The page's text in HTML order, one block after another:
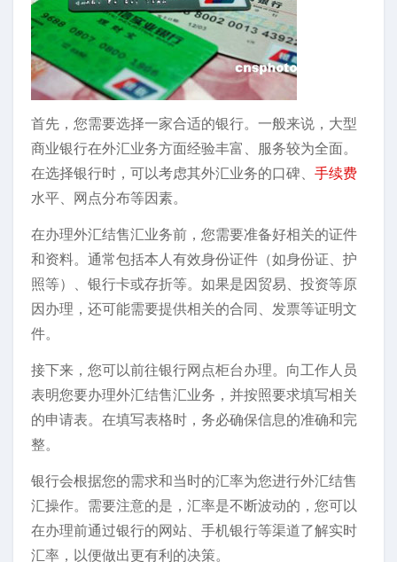
首先，您需要选择一家合适的银行。一般来说，大型
商业银行在外汇业务方面经验丰富、服务较为全面。
在选择银行时，可以考虑其外汇业务的口碑、 手续费
水平、网点分布等因素。
在办理外汇结售汇业务前，您需要准备好相关的证件
和资料。通常包括本人有效身份证件（如身份证、护
照等）、银行卡或存折等。如果是因贸易、投资等原
因办理，还可能需要提供相关的合同、发票等证明文
件。
接下来，您可以前往银行网点柜台办理。向工作人员
表明您要办理外汇结售汇业务，并按照要求填写相关
的申请表。在填写表格时，务必确保信息的准确和完
整。
银行会根据您的需求和当时的汇率为您进行外汇结售
汇操作。需要注意的是，汇率是不断波动的，您可以
在办理前通过银行的网站、手机银行等渠道了解实时
汇率，以便做出更有利的决策。